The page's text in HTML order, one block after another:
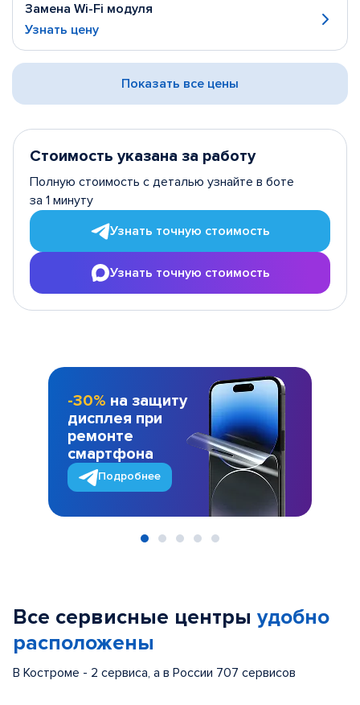
Замена Wi-Fi модуля
Узнать цену
Показать все цены
Стоимость указана за работу
Полную стоимость с деталью узнайте в боте
за 1 минуту
Узнать точную стоимость
Узнать точную стоимость
-30% на защиту
дисплея при
ремонте
смартфона
Подробнее
Все сервисные центры удобно
расположены
В Костроме - 2 сервиса, а в России 707 сервисов